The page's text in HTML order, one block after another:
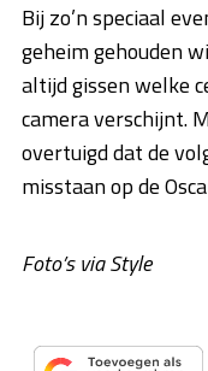
Bij zo’n speciaal
geheim gehouden
altijd gissen welke
camera verschijnt.
overtuigd dat de
misstaan op de
Foto’s via Style